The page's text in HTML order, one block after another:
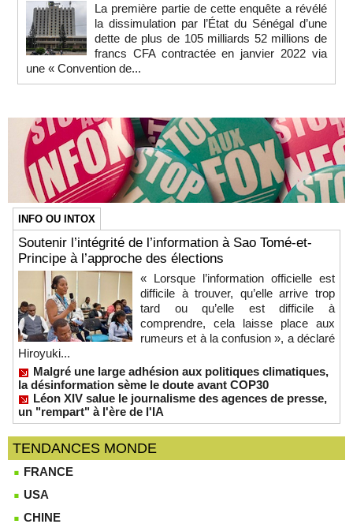
La première partie de cette enquête a révélé
la dissimulation par l’État du Sénégal d’une
dette de plus de 105 milliards 52 millions de
francs CFA contractée en janvier 2022 via
une « Convention de...
INFO OU INTOX
Soutenir l’intégrité de l’information à Sao Tomé-et-
Principe à l’approche des élections
« Lorsque l’information officielle est
difficile à trouver, qu’elle arrive trop
tard ou qu’elle est difficile à
comprendre, cela laisse place aux
rumeurs et à la confusion », a déclaré
Hiroyuki...
Malgré une large adhésion aux politiques climatiques,
la désinformation sème le doute avant COP30
Léon XIV salue le journalisme des agences de presse,
un "rempart" à l'ère de l'IA
TENDANCES MONDE
FRANCE
USA
CHINE